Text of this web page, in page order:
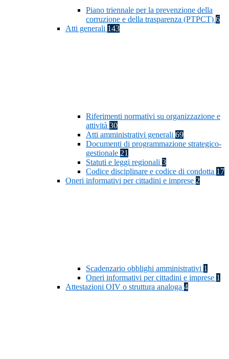
Piano triennale per la prevenzione della
corruzione e della trasparenza (PTPCT) 6
Atti generali 143
Riferimenti normativi su organizzazione e
attività 30
Atti amministrativi generali 69
Documenti di programmazione strategico-
gestionale 21
Statuti e leggi regionali 3
Codice disciplinare e codice di condotta 17
Oneri informativi per cittadini e imprese 2
Scadenzario obblighi amministrativi 1
Oneri informativi per cittadini e imprese 1
Attestazioni OIV o struttura analoga 4